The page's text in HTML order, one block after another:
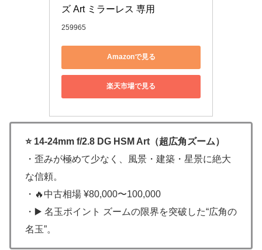
ズ Art ミラーレス 専用
259965
Amazonで見る
楽天市場で見る
⭐ 14-24mm f/2.8 DG HSM Art（超広角ズーム）
・歪みが極めて少なく、風景・建築・星景に絶大
な信頼。
・🔥中古相場 ¥80,000〜100,000
・▶️ 名玉ポイント ズームの限界を突破した“広角の
名玉”。